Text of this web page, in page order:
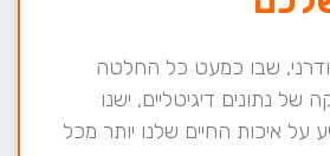
שבו כמעט כל החלטה
של נתונים דיגיטליים, ישנו
איכות החיים שלנו יותר מכל